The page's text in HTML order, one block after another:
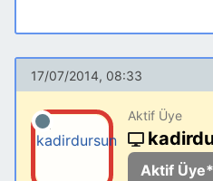
17/07/2014, 08:33
Aktif Üye
Aktif Üye*